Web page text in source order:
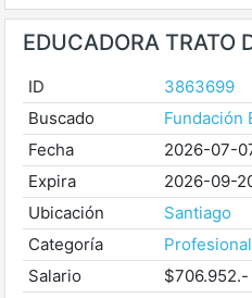
EDUCADORA TRATO
ID
3863699
Buscado
Fundación
Fecha
2026-07-
Expira
2026-09-
Ubicación
Santiago
Categoría
Salario